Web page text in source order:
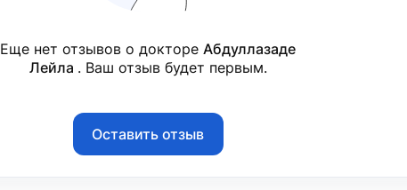
Еще нет отзывов о доктореАбдуллазаде
Лейла . Ваш отзыв будет первым.
Оставить отзыв